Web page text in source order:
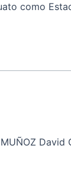
como